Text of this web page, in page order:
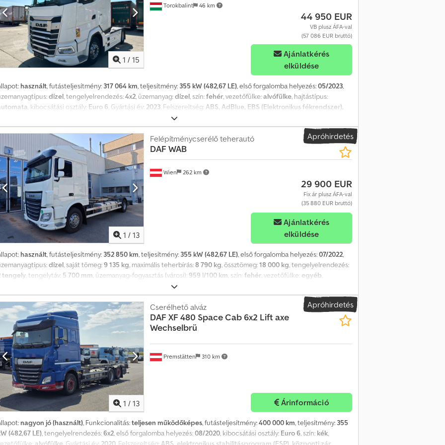
1 / 15
Torokbalint 46 km
44 950 EUR
VB plusz ÁFA-val
(57 086 EUR bruttó)
Ajánlatkérés
elküldése
használt, futásteljesítmény: 317 064 km, teljesítmény: 355 kW (482,67 LE), első forgalomba helyezés:05/2023,
dízel , tengelyelrendezés:4x2 , üzemanyag:dízel , szín:fehér, vezetőfülke:alvófülke , hajtástípus:
, kibocsátási osztály: Euro 6 , Gyártási év: 2023 , Felszereltség: ABS, AdBlue, EBS (Elektronikus fékrendszer),
elektromos ablakemelő, ködlámpák, központi zár, légkondicionálás, légzsák
- Légrugós ülések - Rádió/CD-lejátszó - Alvókabín - Oldalsó spoilerek = Megjegyzések = DAF XG480,
standard, 2023, 2023, fehér, 317 064 km, XLRTEF5300G465213, teljes spoiler, álló klíma, új tachográf G2v2, Hyva hidraulika
= További információk = Cedpfezq Awqox Afkerf Első tengely: kormányozható Saját tömeg: 8023 kg Megengedett
27 879 kg Össztömeg: 35 902 kg APK (műszaki átvizsgálás): érvényes 2027.05-ig
Apróhirdetés
1 / 13
Wien 262 km
Felépítménycserélő teherautó
DAF WAB
29 900 EUR
Fix ár plusz ÁFA-val
(35 880 EUR bruttó)
Ajánlatkérés
elküldése
használt, futásteljesítmény: 352 850 km, teljesítmény: 355 kW (482,67 LE), első forgalomba helyezés:07/2022,
dízel, saját tömeg:9 135 kg, maximális teherbírás:8 790 kg, össztömeg:18 000 kg, tengelyelrendezés:
tengely, tengelytáv: 5 700 mm, üzemanyag-fogyasztás (városi): 959 l/100 km, szín:fehér, vezetőfülke: egyéb,
, felfüggesztés:
000 mm, Üres súly: 9135 kg, megengedett össztömeg: 18000 kg, légrugózás. A műszaki adatokban és a
felszereltségben előzetes változtatások lehetségesek. Kizárólag vállalkozásoknak történő értékesítés. Crodpfezr Dp
Afksf
Apróhirdetés
1 / 13
Premstätten 310 km
Cserélhető alváz
DAF XF 480 Space Cab 6x2 Lift axe
Wechselbrü
Árinformáció
nagyon jó (használt), Funkcionalitás:teljesen működőképes, futásteljesítmény:400 000 km, teljesítmény: 355
(482,67 LE), tengelyelrendezés:6x2, első forgalomba helyezés:08/2020, kibocsátási osztály: Euro 6, szín: kék,